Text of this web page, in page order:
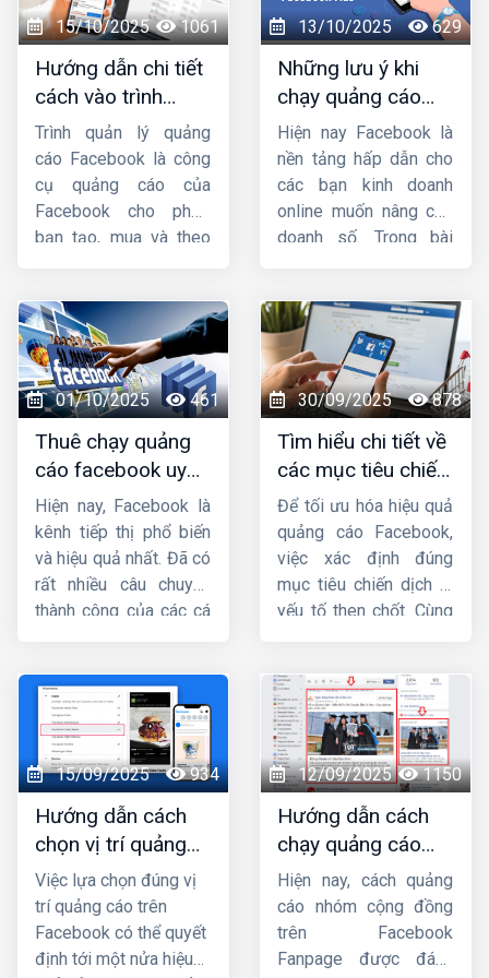
dịch vụ của mình.
Trong bài chia sẻ này,
HIGsẽ hướng dẫn
cách nhắm mục tiêu
chi tiết trong quảng
cáo facebook. Mời
các bạn cùng theo dõi
nhá.
nắm rõ nhé !
15/10/2025 1061
Hướng dẫn chi tiết
cách vào trình
quản lý quảng cáo
trên facebook
Trình quản lý quảng
cáo Facebook là công
cụ quảng cáo của
Facebook cho phép
bạn tạo, mua và theo
sẽ cung cấp cho bạn
cách vào trình quản
lý quảng cáo trên
Facebookbằng điện
thoại, máy tính một
cách nhanh chóng.
13/10/2025 629
Những lưu ý khi
chạy quảng cáo
facebook mà bạn
cần phải biết
Hiện nay Facebook là
nền tảng hấp dẫn cho
các bạn kinh doanh
online muốn nâng cao
doanh số. Trong bài
hiểu
những lưu ý khi
chạy quảng cáo
facebooknhé !
01/10/2025
461
Thuê chạy quảng
cáo facebook uy
tín, chuyên nghiệp,
hiệu quả ở đâu ?
Hiện nay, Facebook là
kênh tiếp thị phổ biến
và hiệu quả nhất. Đã có
rất nhiều câu chuyện
thành công của các cá
lợi hại này. Facebook
luôn mở ra những cơ
hội bất tận cho tất cả
mọi người biết nắm bắt
đúng thời điểm. Vậy tại
sao nên quảng cáo
Facebook, thuê chạy
quảng cáo facebook
uy tín, chuyên nghiệp,
hiệu quả ở đâu ? Hãy
theo dõi ngay bài viết
30/09/2025 878
Tìm hiểu chi tiết về
các mục tiêu chiến
dịch quảng cáo
facebook
Để tối ưu hóa hiệu quả
quảng cáo Facebook,
việc xác định đúng
mục tiêu chiến dịch là
yếu tố then chốt. Cùng
tiêu chiến dịch quảng
cáo facebooktrong
bài viết này.
15/09/2025
934
Hướng dẫn cách
chọn vị trí quảng
cáo trên facebook
hiệu quả nhất
Việc lựa chọn đúng vị
trí quảng cáo trên
Facebook có thể quyết
định tới một nửa hiệu
12/09/2025 1150
Hướng dẫn cách
chạy quảng cáo
group facebook
chi tiết từ A đến Z
Hiện nay, cách quảng
cáo nhóm cộng đồng
trên Facebook
Fanpage được đánh